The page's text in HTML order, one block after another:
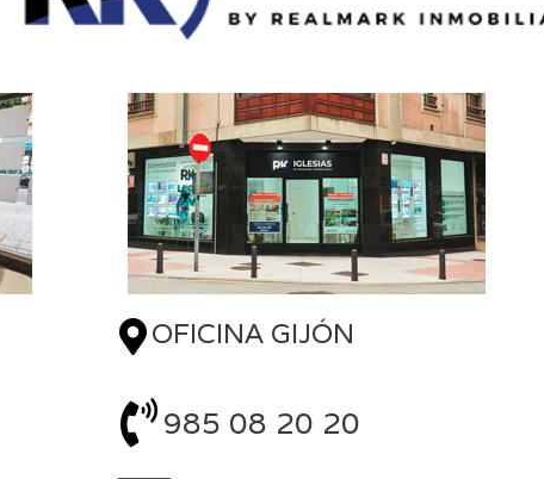
OFICINA GIJÓN
985 08 20 20